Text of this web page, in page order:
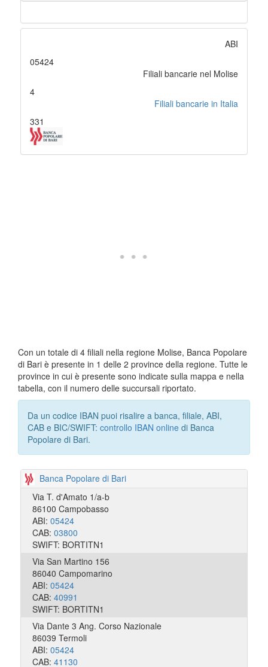
ABI
05424
Filiali bancarie nel Molise
4
Filiali bancarie in Italia
331
Con un totale di 4 filiali nella regione Molise, Banca Popolare
di Bari è presente in 1 delle 2 province della regione. Tutte le
province in cui è presente sono indicate sulla mappa e nella
tabella, con il numero delle succursali riportato.
Da un codice IBAN puoi risalire a banca, filiale, ABI,
CAB e BIC/SWIFT: controllo IBAN online di Banca
Popolare di Bari.
Banca Popolare di Bari
Via T. d'Amato 1/a-b
86100 Campobasso
ABI: 05424
CAB: 03800
SWIFT: BORTITN1
Via San Martino 156
86040 Campomarino
ABI: 05424
CAB: 40991
SWIFT: BORTITN1
Via Dante 3 Ang. Corso Nazionale
86039 Termoli
ABI: 05424
CAB: 41130